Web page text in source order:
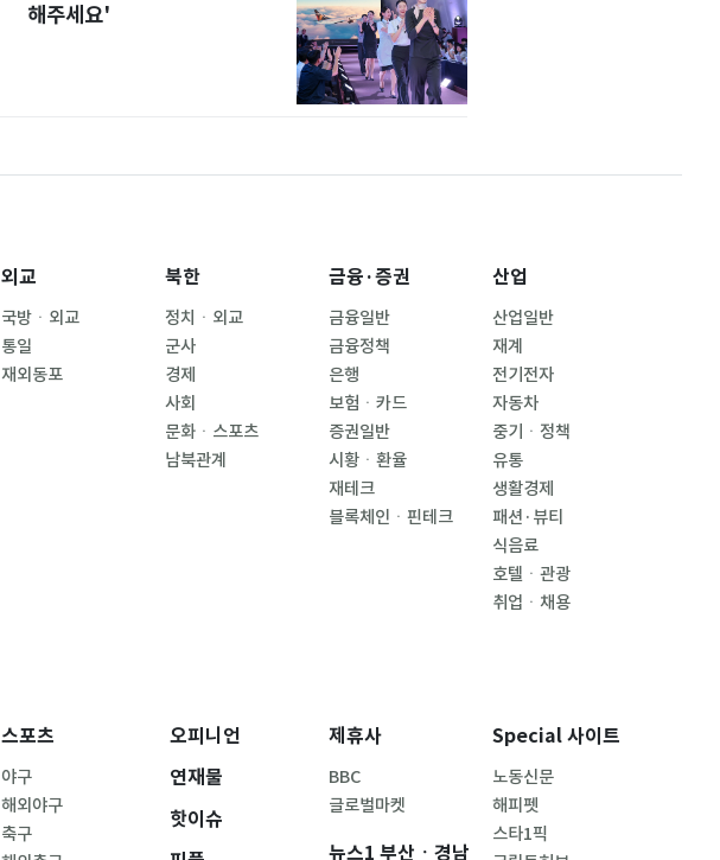
해주세요'
외교
국방ㆍ외교
통일
재외동포
북한
정치ㆍ외교
군사
경제
사회
문화ㆍ스포츠
남북관계
금융·증권
금융일반
금융정책
은행
보험ㆍ카드
증권일반
시황ㆍ환율
재테크
블록체인ㆍ핀테크
산업
산업일반
재계
전기전자
자동차
중기ㆍ정책
유통
생활경제
패션·뷰티
식음료
호텔ㆍ관광
취업ㆍ채용
스포츠
야구
해외야구
축구
오피니언
연재물
핫이슈
제휴사
BBC
글로벌마켓
뉴스1 부산ㆍ경남
Special 사이트
노동신문
해피펫
스타1픽